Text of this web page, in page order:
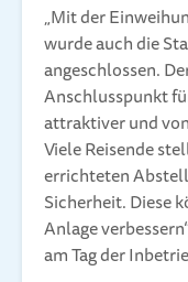
„Mit der
wurde auch die
angeschlossen.
Anschlusspunkt
attraktiver und
Viele Reisende
errichteten
Sicherheit. Diese
Anlage
am Tag der